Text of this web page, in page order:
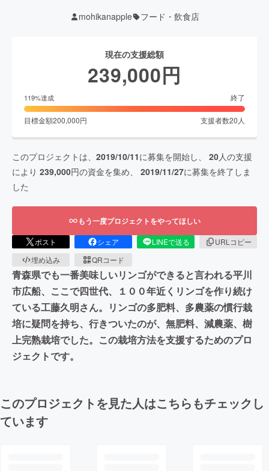
mohikanapple フード・飲食店
現在の支援総額
239,000円
119%達成 終了
目標金額200,000円 支援者数20 人
このプロジェクトは、 2019/10/11に募集を開始し、 20人の支援
により 239,000円の資金を集め、 2019/11/27に募集を終了しま
した
もう一度プロジェクトをやってほしい
ポスト シェア LINEで送る
URLコピー
埋め込み
QRコード
青森県でも一番美味しいリンゴができると言われる平川
市広船、ここで四世代、１００年近くリンゴを作り続け
ている工藤久明さん。リンゴの多肥料、多農薬の慣行栽
培に疑問を持ち、行きついたのが、無肥料、減農薬、樹
上完熟栽培でした。この栽培方法を支援するためのプロ
ジェクトです。
このプロジェクトを見た人はこちらもチェックし
ています